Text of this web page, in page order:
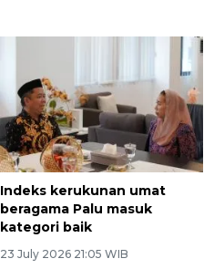
Indeks kerukunan umat
beragama Palu masuk
kategori baik
23 July 2026 21:05 WIB